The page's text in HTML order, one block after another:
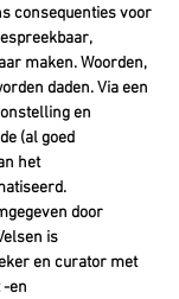
consequenties voor
maken. Woorden,
daden. Via een
en
(al goed
het
door
is
en curator met
en